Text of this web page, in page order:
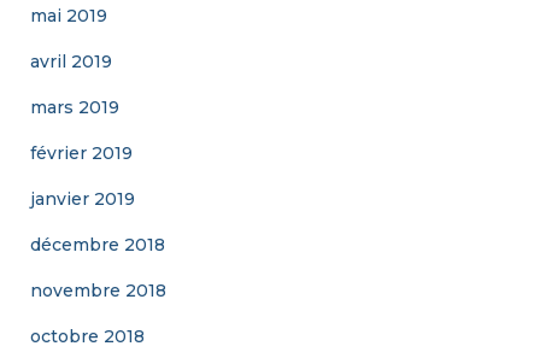
mai 2019
avril 2019
mars 2019
février 2019
janvier 2019
décembre 2018
novembre 2018
octobre 2018